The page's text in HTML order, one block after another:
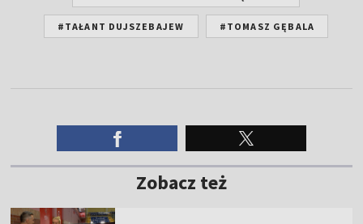
#TAŁANT DUJSZEBAJEW #TOMASZ GĘBALA
Zobacz też